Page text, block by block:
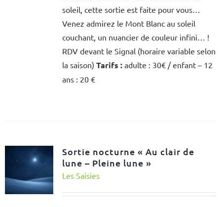
soleil, cette sortie est faite pour vous…
Venez admirez le Mont Blanc au soleil
couchant, un nuancier de couleur infini… !
RDV devant le Signal (horaire variable selon
la saison) Tarifs :adulte : 30€ / enfant – 12
ans : 20 €
Sortie nocturne « Au clair de
lune – Pleine lune »
Les Saisies